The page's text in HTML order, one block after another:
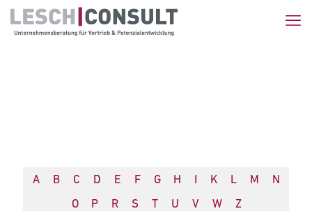
A B C D E F G H I K L M
N
O
P R S T U V W Z